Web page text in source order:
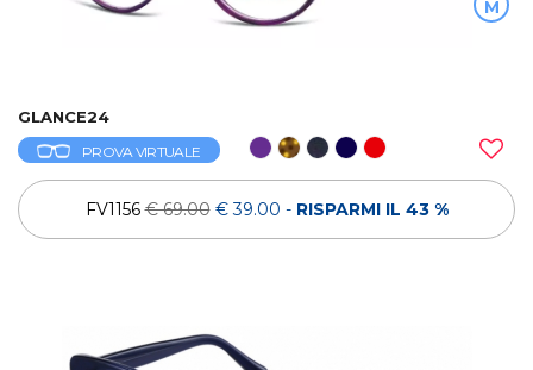
M
GLANCE24
PROVA VIRTUALE
FV1156€ 69.00 € 39.00 - RISPARMI IL 43 %